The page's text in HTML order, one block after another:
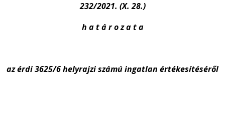
232/2021. (X. 28.)
h a t á r o z a t a
az érdi 3625/6 helyrajzi számú ingatlan értékesítéséről